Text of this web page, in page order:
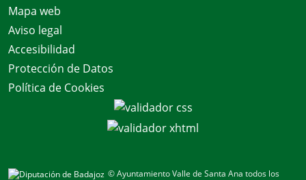
Mapa web
Aviso legal
Accesibilidad
Protección de Datos
Política de Cookies
© Ayuntamiento Valle de Santa Ana todos los